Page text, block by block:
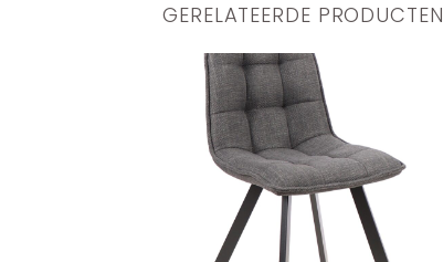
GERELATEERDE PRODUCTEN